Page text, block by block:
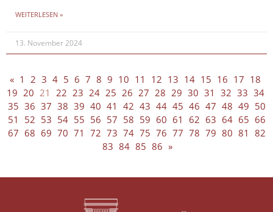
WEITERLESEN »
13. November 2024
« 1 2 3 4 5 6 7 8 9 10 11 12 13 14 15 16 17 18
19 20 21 22 23 24 25 26 27 28 29 30 31 32 33 34
35 36 37 38 39 40 41 42 43 44 45 46 47 48 49 50
51
52 53 54 55 56 57 58 59 60 61 62 63 64 65 66
67 68 69 70 71 72 73 74 75 76 77 78 79 80 81 82
83 84 85 86 »